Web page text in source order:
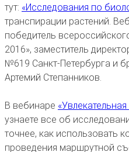
тут: «Исследования по
транспирации растений.
победитель
2016», заместитель
№619 Санкт-Петербурга и
Артемий Степанников.
В вебинаре
узнаете все об
точнее, как использовать
проведения маршрутной